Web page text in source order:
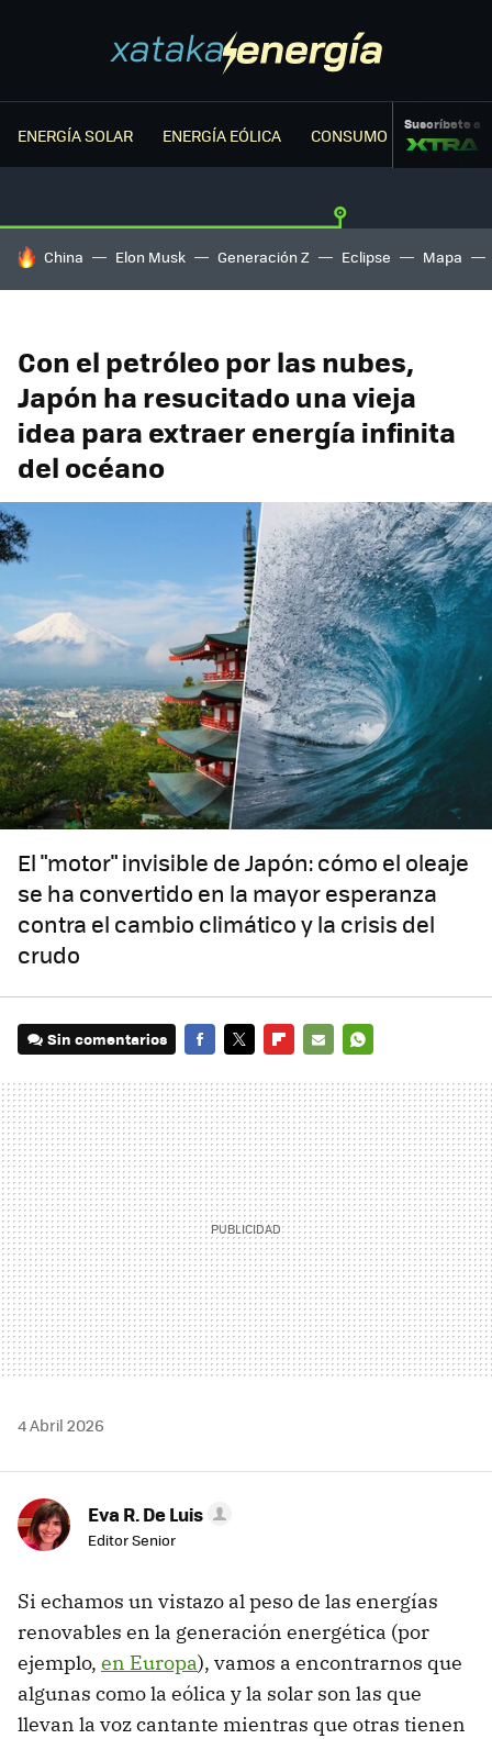
ENERGÍA SOLAR ENERGÍA EÓLICA CONSUMO ENERGÉTICO
Suscríbete a
HOY SE HABLA DE
China Elon Musk Generación Z Eclipse Mapa
Con el petróleo por las nubes,
Japón ha resucitado una vieja
idea para extraer energía infinita
del océano
El "motor" invisible de Japón: cómo el oleaje
se ha convertido en la mayor esperanza
contra el cambio climático y la crisis del
crudo
Sin comentarios
MAIL
4 Abril 2026
Eva R. De Luis
Editor Senior
Si echamos un vistazo al peso de las energías
renovables en la generación energética (por
ejemplo, en Europa), vamos a encontrarnos que
algunas como la eólica y la solar son las que
llevan la voz cantante mientras que otras tienen